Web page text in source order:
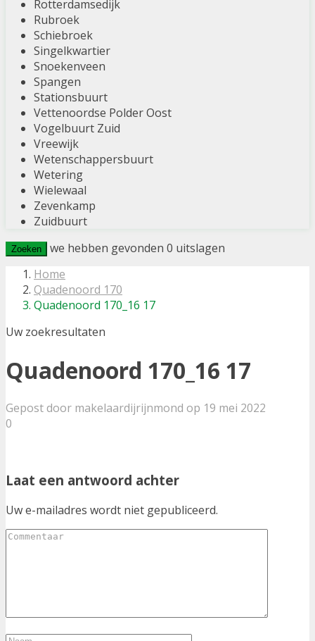
Rotterdamsedijk
Rubroek
Schiebroek
Singelkwartier
Snoekenveen
Spangen
Stationsbuurt
Vettenoordse Polder Oost
Vogelbuurt Zuid
Vreewijk
Wetenschappersbuurt
Wetering
Wielewaal
Zevenkamp
Zuidbuurt
Zoeken we hebben gevonden 0 uitslagen
Home
Quadenoord 170
Quadenoord 170_16 17
Uw zoekresultaten
Quadenoord 170_16 17
Gepost door makelaardijrijnmond op 19 mei 2022
0
Laat een antwoord achter
Uw e-mailadres wordt niet gepubliceerd.